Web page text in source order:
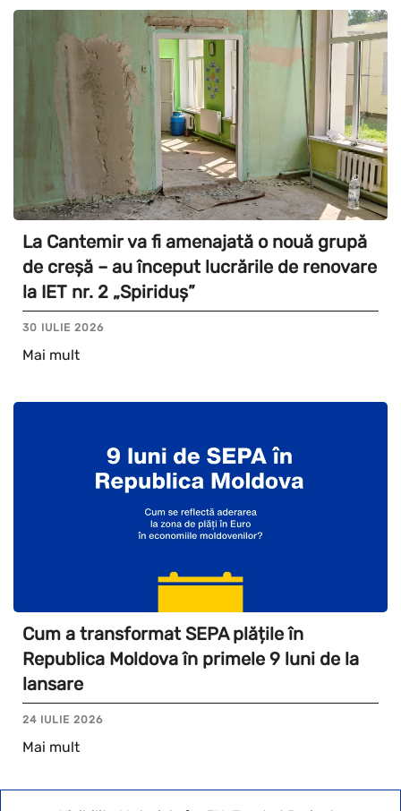
La Cantemir va fi amenajată o nouă grupă
de creșă – au început lucrările de renovare
la IET nr. 2 „Spiriduș”
30 IULIE 2026
Mai mult
Cum a transformat SEPA plățile în
Republica Moldova în primele 9 luni de la
lansare
24 IULIE 2026
Mai mult